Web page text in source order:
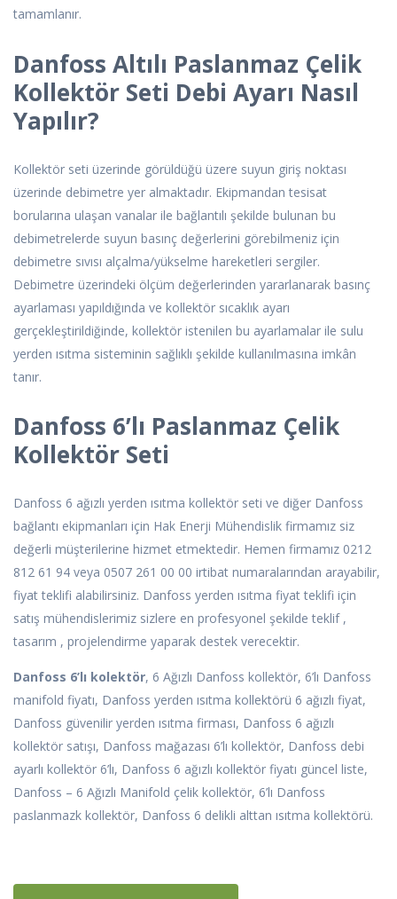
tamamlanır.
Danfoss Altılı Paslanmaz Çelik
Kollektör Seti Debi Ayarı Nasıl
Yapılır?
Kollektör seti üzerinde görüldüğü üzere suyun giriş noktası
üzerinde debimetre yer almaktadır. Ekipmandan tesisat
borularına ulaşan vanalar ile bağlantılı şekilde bulunan bu
debimetrelerde suyun basınç değerlerini görebilmeniz için
debimetre sıvısı alçalma/yükselme hareketleri sergiler.
Debimetre üzerindeki ölçüm değerlerinden yararlanarak basınç
ayarlaması yapıldığında ve kollektör sıcaklık ayarı
gerçekleştirildiğinde, kollektör istenilen bu ayarlamalar ile sulu
yerden ısıtma sisteminin sağlıklı şekilde kullanılmasına imkân
tanır.
Danfoss 6’lı Paslanmaz Çelik
Kollektör Seti
Danfoss 6 ağızlı yerden ısıtma kollektör seti ve diğer Danfoss
bağlantı ekipmanları için Hak Enerji Mühendislik firmamız siz
değerli müşterilerine hizmet etmektedir. Hemen firmamız 0212
812 61 94 veya 0507 261 00 00 irtibat numaralarından arayabilir,
fiyat teklifi alabilirsiniz. Danfoss yerden ısıtma fiyat teklifi için
satış mühendislerimiz sizlere en profesyonel şekilde teklif ,
tasarım , projelendirme yaparak destek verecektir.
Danfoss 6’lı kolektör, 6 Ağızlı Danfoss kollektör, 6’lı Danfoss
manifold fiyatı, Danfoss yerden ısıtma kollektörü 6 ağızlı fiyat,
Danfoss güvenilir yerden ısıtma firması, Danfoss 6 ağızlı
kollektör satışı, Danfoss mağazası 6’lı kollektör, Danfoss debi
ayarlı kollektör 6’lı, Danfoss 6 ağızlı kollektör fiyatı güncel liste,
Danfoss – 6 Ağızlı Manifold çelik kollektör, 6’lı Danfoss
paslanmazk kollektör, Danfoss 6 delikli alttan ısıtma kollektörü.